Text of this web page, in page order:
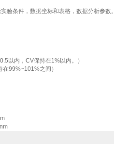
验条件，数据坐标和表格，数据分析参数。
以内，CV保持在1%以内。）
99%~101%之间）